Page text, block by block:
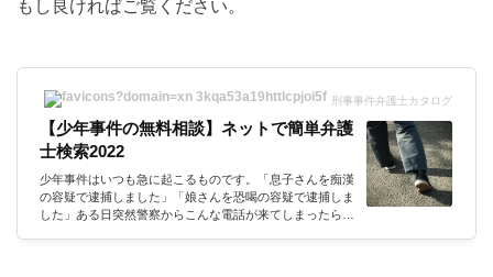
もし良ければご覧ください。
刑事事件弁護士カタログ
【少年事件の無料相談】ネットで簡単弁護
士検索2022
少年事件はいつも急に起こるものです。「息子さんを痴漢
の容疑で逮捕しました」「娘さんを恐喝の容疑で逮捕しま
した」ある日突然警察からこんな電話が来てしまったら、